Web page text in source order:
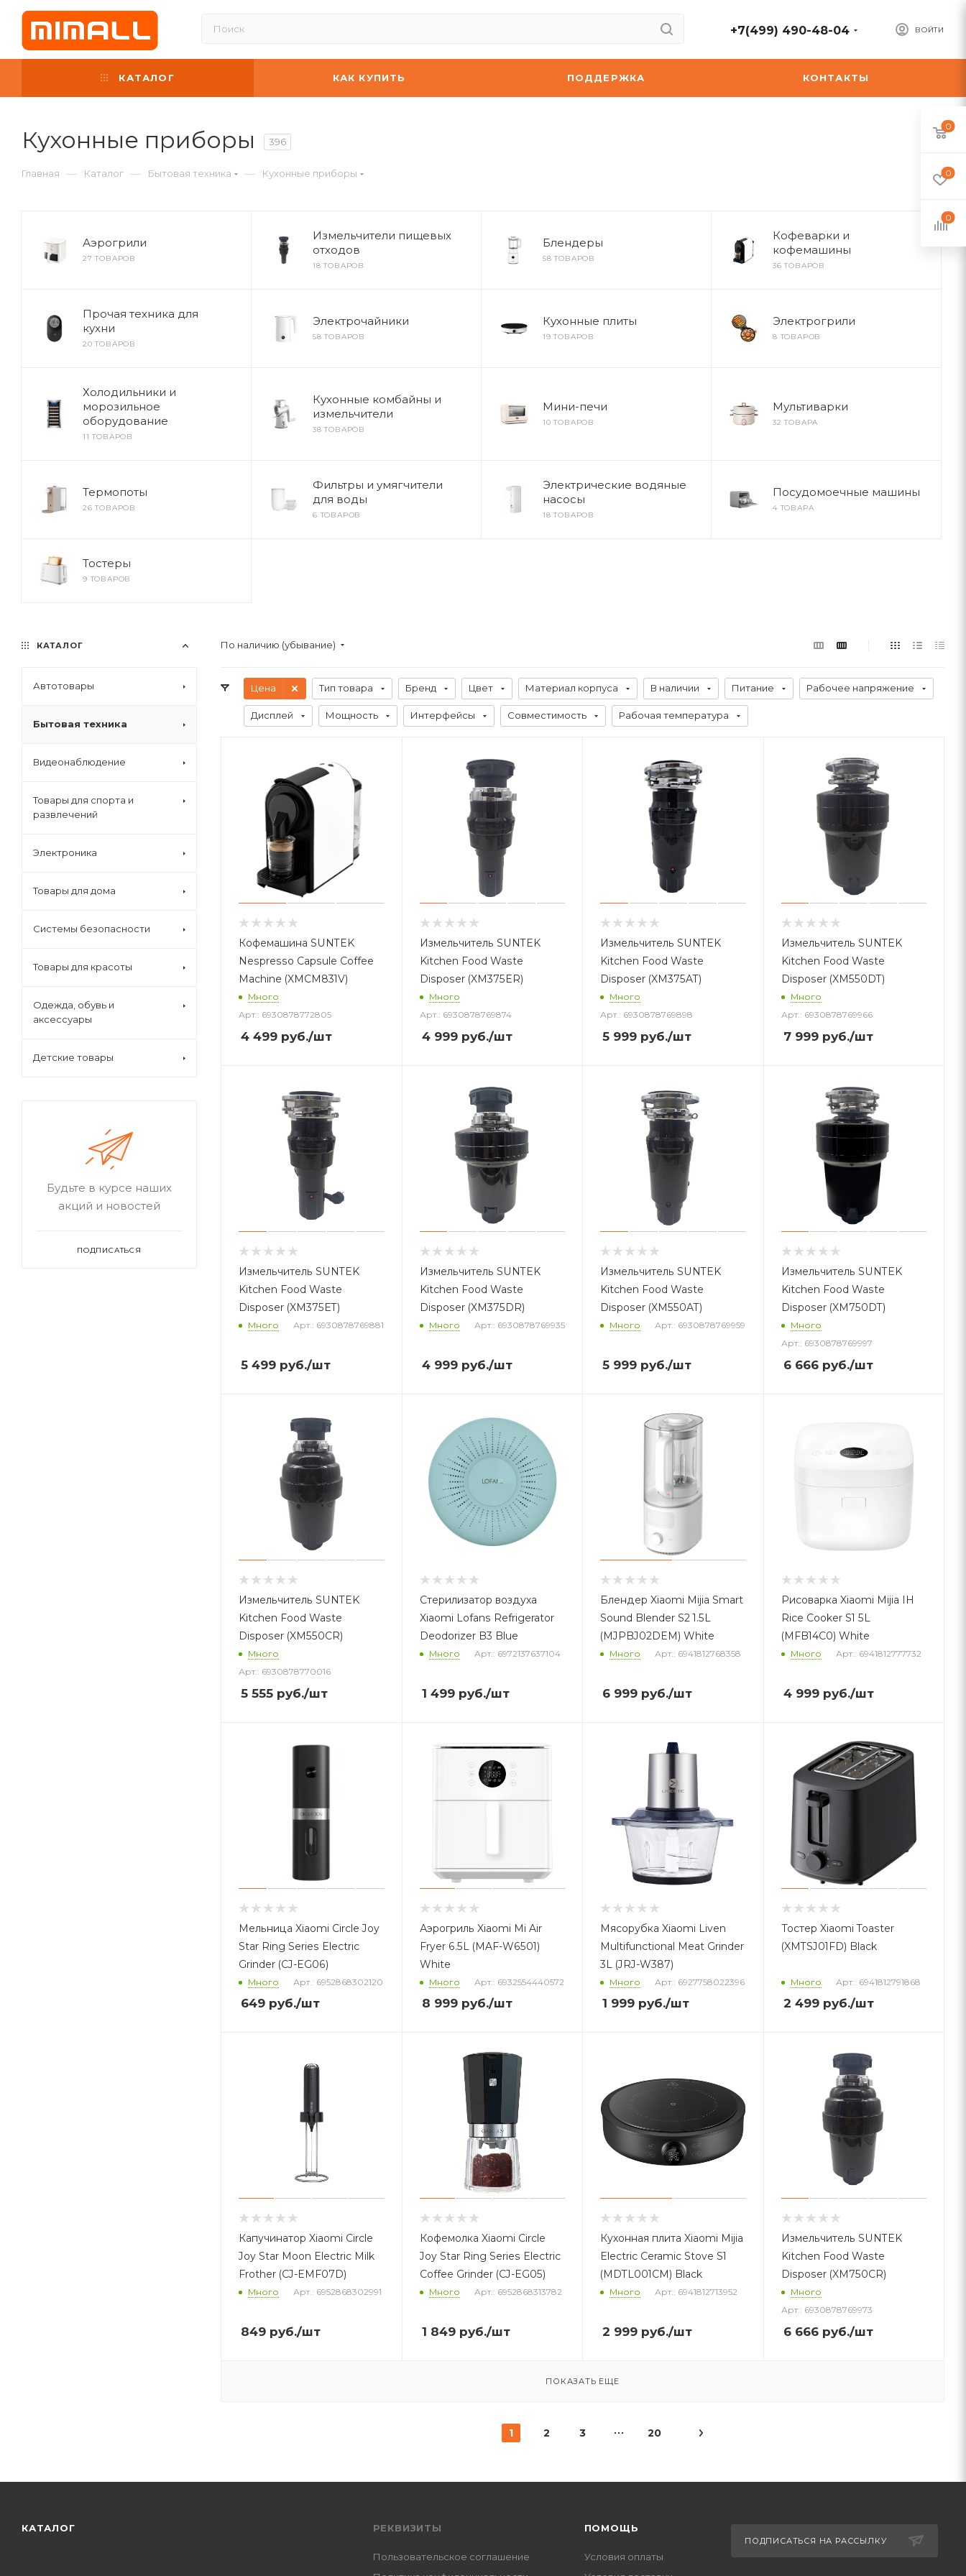
ВОЙТИ
+7(499) 490-48-04
КАТАЛОГ КАК КУПИТЬ ПОДДЕРЖКА КОНТАКТЫ
Кухонные приборы 396
Главная — Каталог — Бытовая техника — Кухонные приборы
Аэрогрили
27 ТОВАРОВ
Измельчители пищевых
отходов
18 ТОВАРОВ
Блендеры
58 ТОВАРОВ
Кофеварки и
кофемашины
36 ТОВАРОВ
Прочая техника для
кухни
20 ТОВАРОВ
Электрочайники
58 ТОВАРОВ
Кухонные плиты
19 ТОВАРОВ
Электрогрили
8 ТОВАРОВ
Холодильники и
морозильное
оборудование
11 ТОВАРОВ
Кухонные комбайны и
измельчители
38 ТОВАРОВ
Мини-печи
10 ТОВАРОВ
Мультиварки
32 ТОВАРА
Термопоты
26 ТОВАРОВ
Фильтры и умягчители
для воды
6 ТОВАРОВ
Электрические водяные
насосы
18 ТОВАРОВ
Посудомоечные машины
4 ТОВАРА
Тостеры
9 ТОВАРОВ
По наличию (убывание)
Цена Тип товара Бренд Цвет Материал корпуса В наличии Питание Рабочее напряжение
Дисплей Мощность Интерфейсы Совместимость Рабочая температура
Кофемашина SUNTEK
Nespresso Capsule Coffee
Machine (XMCM831V)
Много
Арт.: 6930878772805
4 499 руб./шт
Измельчитель SUNTEK
Kitchen Food Waste
Disposer (XM375ER)
Много
Арт.: 6930878769874
4 999руб./шт
Измельчитель SUNTEK
Kitchen Food Waste
Disposer (XM375AT)
Много
Арт.: 6930878769898
5 999 руб./шт
Измельчитель SUNTEK
Kitchen Food Waste
Disposer (XM550DT)
Много
Арт.: 6930878769966
7 999руб./шт
Измельчитель SUNTEK
Kitchen Food Waste
Disposer (XM375ET)
Много Арт.: 6930878769881
5 499 руб./шт
Измельчитель SUNTEK
Kitchen Food Waste
Disposer (XM375DR)
Много Арт.: 6930878769935
4 999руб./шт
Измельчитель SUNTEK
Kitchen Food Waste
Disposer (XM550AT)
Много Арт.: 6930878769959
5 999 руб./шт
Измельчитель SUNTEK
Kitchen Food Waste
Disposer (XM750DT)
Много
Арт.: 6930878769997
6 666руб./шт
Измельчитель SUNTEK
Kitchen Food Waste
Disposer (XM550CR)
Много
Арт.: 6930878770016
5 555 руб./шт
Стерилизатор воздуха
Xiaomi Lofans Refrigerator
Deodorizer B3 Blue
Много Арт.: 6972137637104
1 499руб./шт
Блендер Xiaomi Mijia Smart
Sound Blender S2 1.5L
(MJPBJ02DEM) White
Много Арт.: 6941812768358
6 999 руб./шт
Рисоварка Xiaomi Mijia IH
Rice Cooker S1 5L
(MFB14C0) White
Много Арт.: 6941812777732
4 999руб./шт
Мельница Xiaomi Circle Joy
Star Ring Series Electric
Grinder (CJ-EG06)
Много Арт.: 6952868302120
649 руб./шт
Аэрогриль Xiaomi Mi Air
Fryer 6.5L (MAF-W6501)
White
Много Арт.: 6932554440572
8 999руб./шт
Мясорубка Xiaomi Liven
Multifunctional Meat Grinder
3L (JRJ-W387)
Много Арт.: 6927758022396
1 999 руб./шт
Тостер Xiaomi Toaster
(XMTSJ01FD) Black
Много Арт.: 6941812791868
2 499руб./шт
Капучинатор Xiaomi Circle
Joy Star Moon Electric Milk
Frother (CJ-EMF07D)
Много Арт.: 6952868302991
849 руб./шт
Кофемолка Xiaomi Circle
Joy Star Ring Series Electric
Coffee Grinder (CJ-EG05)
Много Арт.: 6952868313782
1 849руб./шт
Кухонная плита Xiaomi Mijia
Electric Ceramic Stove S1
(MDTL001CM) Black
Много Арт.: 6941812713952
2 999 руб./шт
Измельчитель SUNTEK
Kitchen Food Waste
Disposer (XM750CR)
Много
Арт.: 6930878769973
6 666руб./шт
ПОКАЗАТЬ ЕЩЕ
1 2 3 20
КАТАЛОГ
Автотовары
Бытовая техника
Видеонаблюдение
Товары для спорта и
развлечений
Электроника
Товары для дома
Системы безопасности
Товары для красоты
Одежда, обувь и
аксессуары
Детские товары
Будьте в курсе наших
акций и новостей
ПОДПИСАТЬСЯ
КАТАЛОГ РЕКВИЗИТЫ
Пользовательское соглашение
ПОМОЩЬ
Условия оплаты
ПОДПИСАТЬСЯ НА РАССЫЛКУ
0
0
0